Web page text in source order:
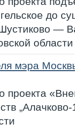
до
—
области
мэра
проекта